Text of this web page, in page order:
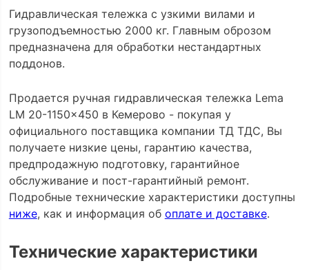
Гидравлическая тележка с узкими вилами и
грузоподъемностью 2000 кг. Главным оброзом
предназначена для обработки нестандартных
поддонов.
Продается ручная гидравлическая тележка Lema
LM 20-1150x450 в Кемерово - покупая у
официального поставщика компании ТД ТДС, Вы
получаете низкие цены, гарантию качества,
предпродажную подготовку, гарантийное
обслуживание и пост-гарантийный ремонт.
Подробные технические характеристики доступны
ниже, как и информация об оплате и доставке.
Технические характеристики